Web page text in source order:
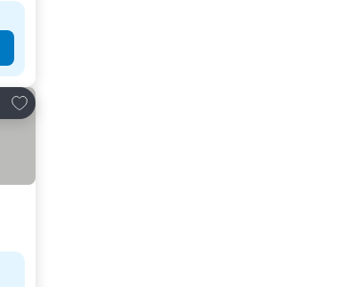
Lägg till i Mina Favoriter